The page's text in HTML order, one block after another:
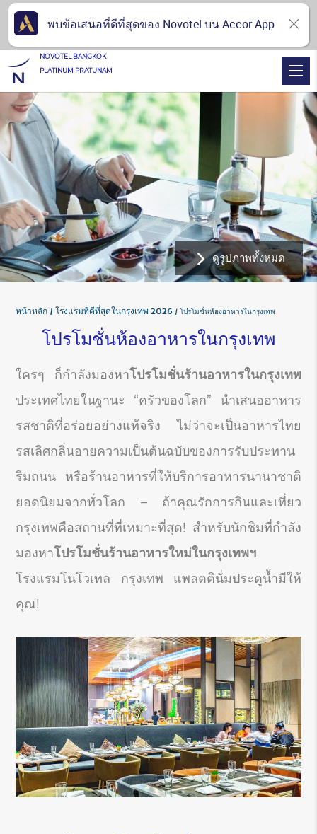
ดูรูปภาพทั้งหมด
หน้าหลัก โรงแรมที่ดีที่สุดในกรุงเทพ 2026 โปรโมชั่นห้องอาหารในกรุงเทพ
โปรโมชั่นห้องอาหารในกรุงเทพ
ใครๆ ก็กำลังมองหาโปรโมชั่นร้านอาหารในกรุงเทพ
ประเทศไทยในฐานะ “ครัวของโลก” นำเสนออาหาร
รสชาติที่อร่อยอย่างแท้จริง ไม่ว่าจะเป็นอาหารไทย
รสเลิศกลิ่นอายความเป็นต้นฉบับของการรับประทาน
ริมถนน หรือร้านอาหารที่ให้บริการอาหารนานาชาติ
ยอดนิยมจากทั่วโลก – ถ้าคุณรักการกินและเที่ยว
กรุงเทพคือสถานที่ที่เหมาะที่สุด! สำหรับนักชิมที่กำลัง
มองหาโปรโมชั่นร้านอาหารใหม่ในกรุงเทพฯ
โรงแรมโนโวเทล กรุงเทพ แพลตตินั่มประตูน้ำมีให้
คุณ!
NOVOTEL BANGKOK
PLATINUM PRATUNAM
พบข้อเสนอที่ดีที่สุดของ Novotel บน Accor App